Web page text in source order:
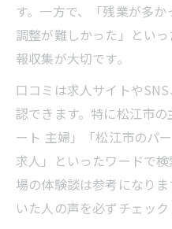
す。一方で、「残業が多
調整が難しかった」とい
報収集が大切です。
口コミは求人サイトや
認できます。特に松江市
ート 主婦」「松江市のパ
求人」といったワードで
場の体験談は参考になり
いた人の声を必ずチェック